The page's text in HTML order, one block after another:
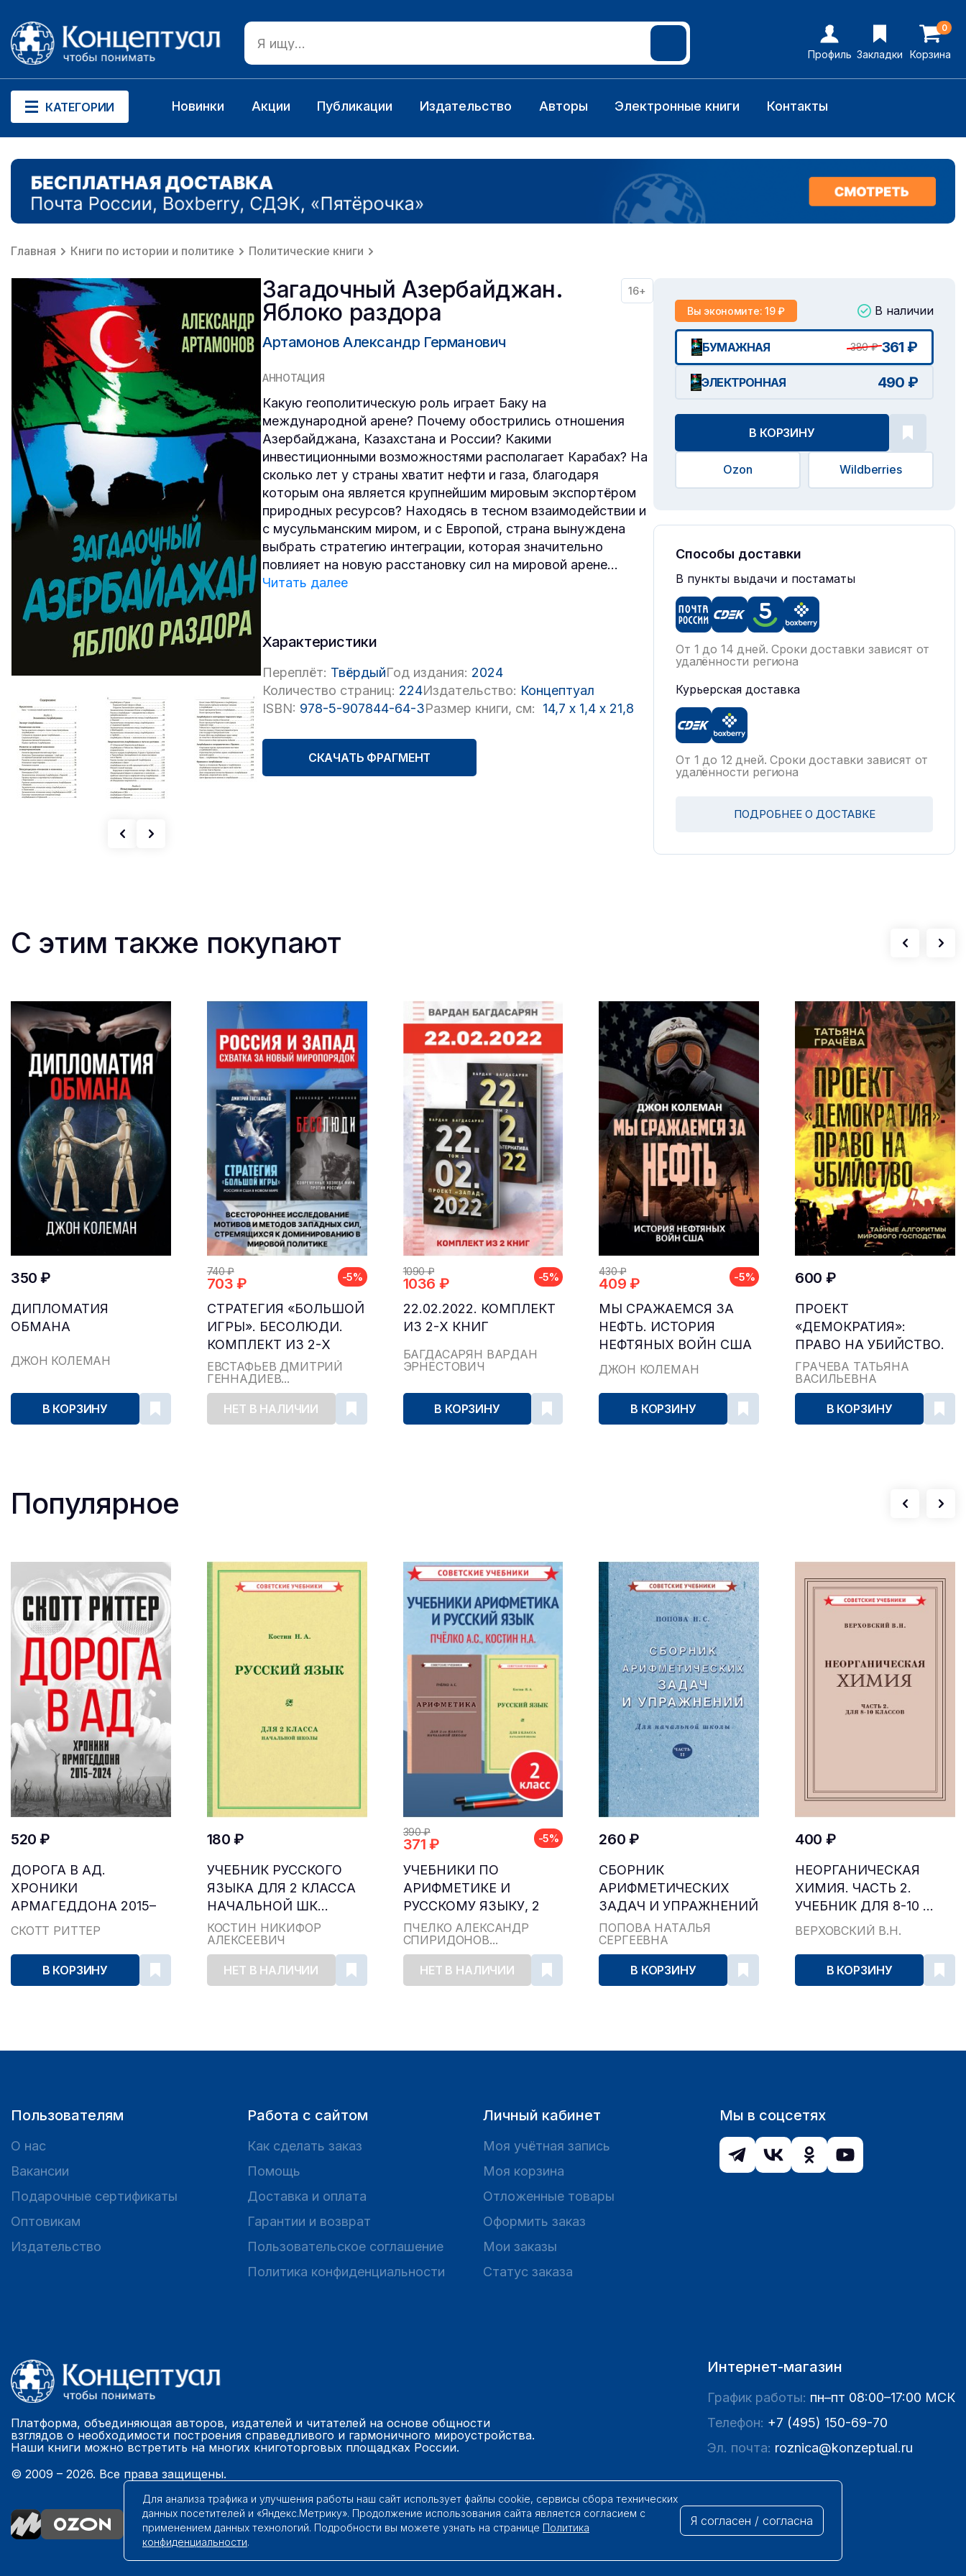
Профиль Закладки
0
Корзина
КАТЕГОРИИ Новинки Акции Публикации Издательство Авторы Электронные книги Контакты
Главная Книги по истории и политике Политические книги
Загадочный Азербайджан.
Яблоко раздора
16+
Артамонов Александр Германович
АННОТАЦИЯ
Какую геополитическую роль играет Баку на
международной арене? Почему обострились отношения
Азербайджана, Казахстана и России? Какими
инвестиционными возможностями располагает Карабах? На
сколько лет у страны хватит нефти и газа, благодаря
которым она является крупнейшим мировым экспортёром
природных ресурсов? Находясь в тесном взаимодействии и
с мусульманским миром, и с Европой, страна вынуждена
выбрать стратегию интеграции, которая значительно
повлияет на новую расстановку сил на мировой арене...
Читать далее
Характеристики
Переплёт: ТвёрдыйГод издания: 2024
Количество страниц: 224Издательство: Концептуал
ISBN: 978-5-907844-64-3Размер книги, см: 14,7 x 1,4 x 21,8
СКАЧАТЬ ФРАГМЕНТ
Вы экономите: 19 ₽ В наличии
БУМАЖНАЯ 380 ₽ 361 ₽
ЭЛЕКТРОННАЯ 490 ₽
В КОРЗИНУ
Ozon Wildberries
Способы доставки
В пункты выдачи и постаматы
От 1 до 14 дней. Сроки доставки зависят от
удалённости региона
Курьерская доставка
От 1 до 12 дней. Сроки доставки зависят от
удалённости региона
ПОДРОБНЕЕ О ДОСТАВКЕ
С этим также покупают
350 ₽
ДИПЛОМАТИЯ
ОБМАНА
ДЖОН КОЛЕМАН
В КОРЗИНУ
740 ₽
703 ₽ -5%
СТРАТЕГИЯ «БОЛЬШОЙ
ИГРЫ». БЕСОЛЮДИ.
КОМПЛЕКТ ИЗ 2-Х
КНИГ
ЕВСТАФЬЕВ ДМИТРИЙ
ГЕННАДИЕВ...
НЕТ В НАЛИЧИИ
1090 ₽
1036 ₽ -5%
22.02.2022. КОМПЛЕКТ
ИЗ 2-Х КНИГ
БАГДАСАРЯН ВАРДАН
ЭРНЕСТОВИЧ
В КОРЗИНУ
430 ₽
409 ₽ -5%
МЫ СРАЖАЕМСЯ ЗА
НЕФТЬ. ИСТОРИЯ
НЕФТЯНЫХ ВОЙН США
ДЖОН КОЛЕМАН
В КОРЗИНУ
600 ₽
ПРОЕКТ
«ДЕМОКРАТИЯ»:
ПРАВО НА УБИЙСТВО.
ТАЙНЫЕ АЛГОРИТМЫ
МИРОВОГО
ГОСПОДСТВА
ГРАЧЁВА ТАТЬЯНА
ВАСИЛЬЕВНА
В КОРЗИНУ
Популярное
520 ₽
ДОРОГА В АД.
ХРОНИКИ
АРМАГЕДДОНА 2015–
2024
СКОТТ РИТТЕР
В КОРЗИНУ
180 ₽
УЧЕБНИК РУССКОГО
ЯЗЫКА ДЛЯ 2 КЛАССА
НАЧАЛЬНОЙ ШК...
КОСТИН НИКИФОР
АЛЕКСЕЕВИЧ
НЕТ В НАЛИЧИИ
390 ₽
371 ₽ -5%
УЧЕБНИКИ ПО
АРИФМЕТИКЕ И
РУССКОМУ ЯЗЫКУ, 2
КЛАСС...
ПЧЁЛКО АЛЕКСАНДР
СПИРИДОНОВ...
НЕТ В НАЛИЧИИ
260 ₽
СБОРНИК
АРИФМЕТИЧЕСКИХ
ЗАДАЧ И УПРАЖНЕНИЙ
ДЛЯ НА...
ПОПОВА НАТАЛЬЯ
СЕРГЕЕВНА
В КОРЗИНУ
400 ₽
НЕОРГАНИЧЕСКАЯ
ХИМИЯ. ЧАСТЬ 2.
УЧЕБНИК ДЛЯ 8-10 ...
ВЕРХОВСКИЙ В.Н.
В КОРЗИНУ
Пользователям
О нас
Вакансии
Подарочные сертификаты
Оптовикам
Издательство
Работа с сайтом
Как сделать заказ
Помощь
Доставка и оплата
Гарантии и возврат
Пользовательское соглашение
Политика конфиденциальности
Личный кабинет
Моя учётная запись
Моя корзина
Отложенные товары
Оформить заказ
Мои заказы
Статус заказа
Мы в соцсетях
Платформа, объединяющая авторов, издателей и читателей на основе общности
взглядов о необходимости построения справедливого и гармоничного мироустройства.
Наши книги можно встретить на многих книготорговых площадках России.
© 2009 – 2026. Все права защищены.
Интернет-магазин
График работы: пн–пт 08:00–17:00 МСК
Телефон: +7 (495) 150-69-70
Эл. почта: roznica@konzeptual.ru
Для анализа трафика и улучшения работы наш сайт использует файлы cookie, сервисы сбора технических
данных посетителей и «Яндекс.Метрику». Продолжение использования сайта является согласием с
применением данных технологий. Подробности вы можете узнать на странице Политика
конфиденциальности.
Я согласен / согласна